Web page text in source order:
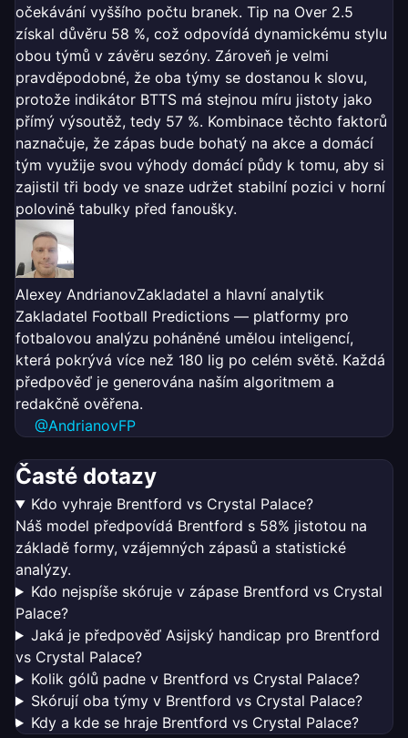
očekávání vyššího počtu branek. Tip na Over 2.5
získal důvěru 58 %, což odpovídá dynamickému stylu
obou týmů v závěru sezóny. Zároveň je velmi
pravděpodobné, že oba týmy se dostanou k slovu,
protože indikátor BTTS má stejnou míru jistoty jako
přímý výsoutěž, tedy 57 %. Kombinace těchto faktorů
naznačuje, že zápas bude bohatý na akce a domácí
tým využije svou výhody domácí půdy k tomu, aby si
zajistil tři body ve snaze udržet stabilní pozici v horní
polovině tabulky před fanoušky.
Alexey AndrianovZakladatel a hlavní analytik
Zakladatel Football Predictions — platformy pro
fotbalovou analýzu poháněné umělou inteligencí,
která pokrývá více než 180 lig po celém světě. Každá
předpověď je generována naším algoritmem a
redakčně ověřena.
@AndrianovFP
Časté dotazy
Kdo vyhraje Brentford vs Crystal Palace?
Náš model předpovídá Brentford s 58% jistotou na
základě formy, vzájemných zápasů a statistické
analýzy.
Kdo nejspíše skóruje v zápase Brentford vs Crystal
Palace?
Jaká je předpověď Asijský handicap pro Brentford
vs Crystal Palace?
Kolik gólů padne v Brentford vs Crystal Palace?
Skórují oba týmy v Brentford vs Crystal Palace?
Kdy a kde se hraje Brentford vs Crystal Palace?